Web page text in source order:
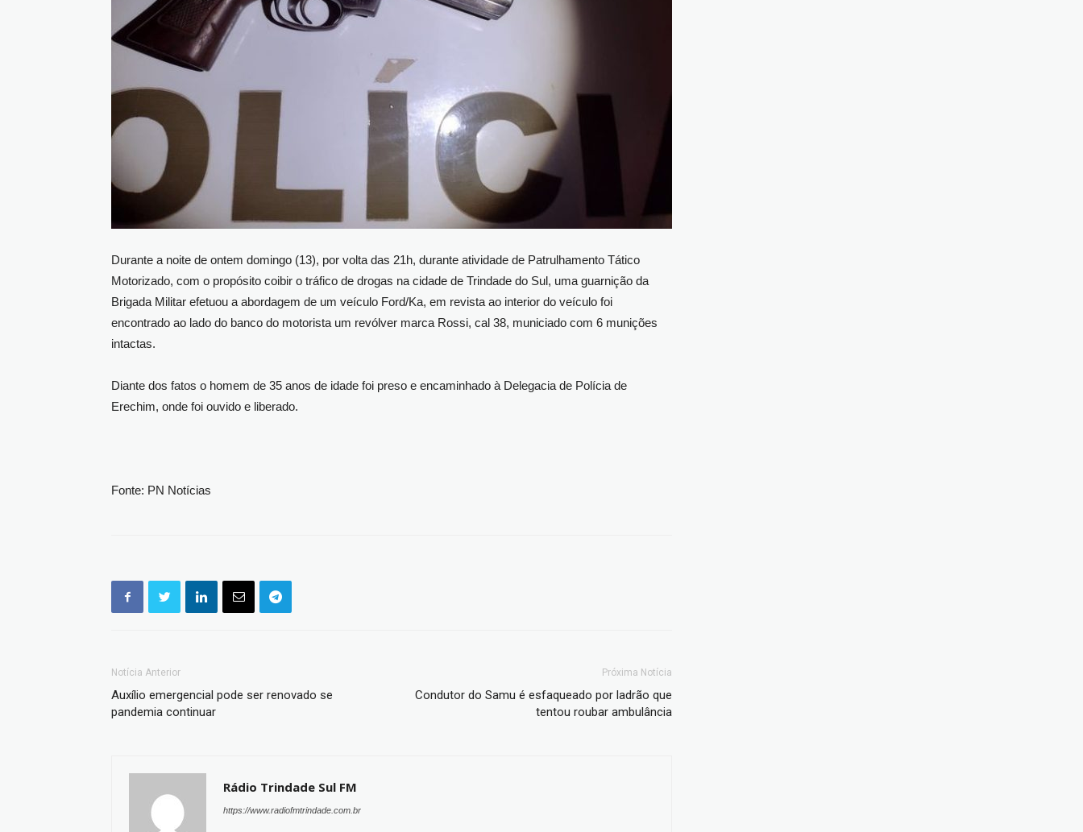
Durante a noite de ontem domingo (13), por volta das 21h, durante atividade de Patrulhamento Tático
Motorizado, com o propósito coibir o tráfico de drogas na cidade de Trindade do Sul, uma guarnição da
Brigada Militar efetuou a abordagem de um veículo Ford/Ka, em revista ao interior do veículo foi
encontrado ao lado do banco do motorista um revólver marca Rossi, cal 38, municiado com 6 munições
intactas.
Diante dos fatos o homem de 35 anos de idade foi preso e encaminhado à Delegacia de Polícia de
Erechim, onde foi ouvido e liberado.
Fonte: PN Notícias
Notícia Anterior
Auxílio emergencial pode ser renovado se
pandemia continuar
Próxima Notícia
Condutor do Samu é esfaqueado por ladrão que
tentou roubar ambulância
Rádio Trindade Sul FM
https://www.radiofmtrindade.com.br